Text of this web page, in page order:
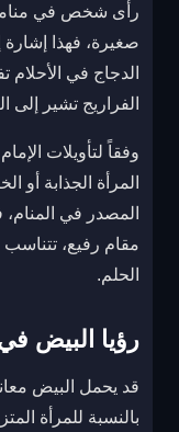
رأى شخص في منامه
صغيرة، فهذا
الدجاج في
الفراريج تشير إلى
وفقاً لتأويلات
المرأة الجذابة
المصدر في
مقام رفيع،
الحلم.
رؤيا البيض
قد يحمل البيض
بالنسبة للمرأة